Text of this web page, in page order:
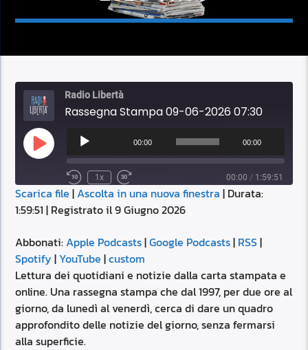
Radio Libertà
Rassegna Stampa 09-06-2026 07:30
Play
Episode
Audio
Player
00:00 00:00
1x 00:00 / 1:59:51
SUBSCRIBE SHARE
Apple Podcasts Google Podcasts
YouTube
RSS FEED
SHARE
LINK
EMBED
Scarica file |Ascolta in una nuova finestra | Durata:
1:59:51 | Registrato il 9 Giugno 2026
Abbonati:Apple Podcasts|Google Podcasts| RSS|
Spotify | YouTube |custom
Lettura dei quotidiani e notizie dalla carta stampata e
online. Una rassegna stampa che dal 1997, per due ore al
giorno, da lunedì al venerdì, cerca di dare un quadro
approfondito delle notizie del giorno, senza fermarsi
alla superficie.